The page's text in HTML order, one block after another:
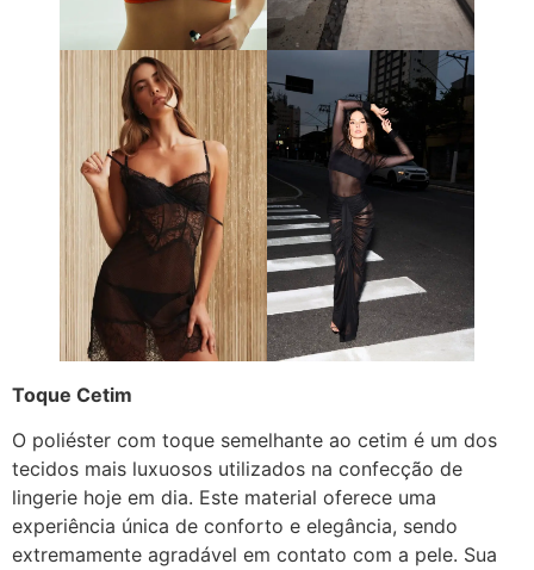
Toque Cetim
O poliéster com toque semelhante ao cetim é um dos
tecidos mais luxuosos utilizados na confecção de
lingerie hoje em dia. Este material oferece uma
experiência única de conforto e elegância, sendo
extremamente agradável em contato com a pele. Sua